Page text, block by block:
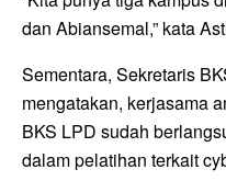
dan Abiansemal,” kata
Sementara, Sekretaris
mengatakan, kerjasama
BKS LPD sudah
dalam pelatihan terkait